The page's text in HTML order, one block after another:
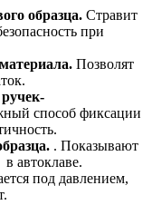
образца. Стравит
при
Позволят
способ фиксации
. Показывают
автоклаве.
под давлением,